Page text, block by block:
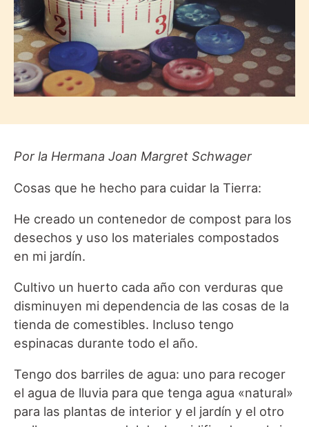
Por la Hermana Joan Margret Schwager
Cosas que he hecho para cuidar la Tierra:
He creado un contenedor de compost para los
desechos y uso los materiales compostados
en mi jardín.
Cultivo un huerto cada año con verduras que
disminuyen mi dependencia de las cosas de la
tienda de comestibles. Incluso tengo
espinacas durante todo el año.
Tengo dos barriles de agua: uno para recoger
el agua de lluvia para que tenga agua «natural»
para las plantas de interior y el jardín y el otro